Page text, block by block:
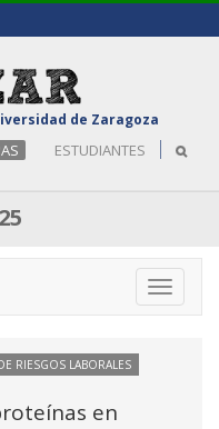
de Zaragoza
ESTUDIANTES
Toggle
RIESGOS LABORALES
en